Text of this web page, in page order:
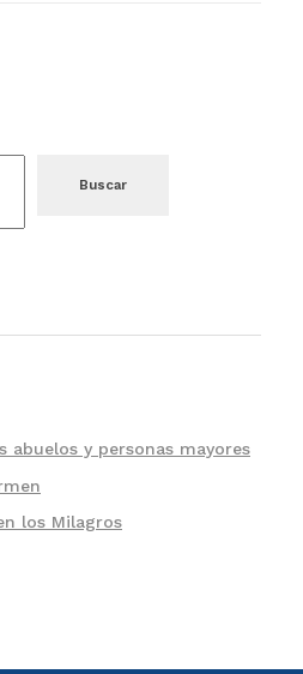
Buscar
abuelos y personas mayores
los Milagros